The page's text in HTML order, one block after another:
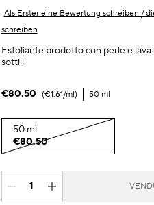
Als Erster eine Bewertung schreiben /
schreiben
Esfoliante prodotto con perle e
sottili.
€80.50 €1.61/ml 50 ml
50 ml
€80.50